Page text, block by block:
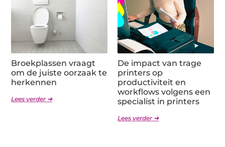
Broekplassen vraagt
om de juiste oorzaak te
herkennen
Lees verder ➜
De impact van trage
printers op
productiviteit en
workflows volgens een
specialist in printers
Lees verder ➜